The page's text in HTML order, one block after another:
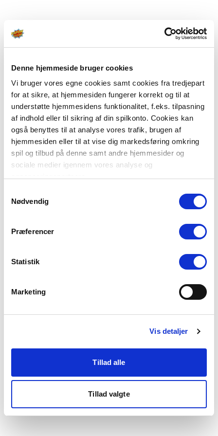
Denne hjemmeside bruger cookies
Vi bruger vores egne cookies samt cookies fra tredjepart
for at sikre, at hjemmesiden fungerer korrekt og til at
understøtte hjemmesidens funktionalitet, f.eks. tilpasning
af indhold eller til sikring af din spilkonto. Cookies kan
også benyttes til at analyse vores trafik, brugen af
hjemmesiden eller til at vise dig markedsføring omkring
spil og tilbud på denne samt andre hjemmesider og
sociale medier igennem vores analyse og
Du kan læse mere om vores brug af cookies under
"Detaljer" eller ved at klikke videre til vores Cookiepolitik,
Nødvendig
Præferencer
Statistik
Marketing
Vis detaljer
Tillad alle
Tillad valgte